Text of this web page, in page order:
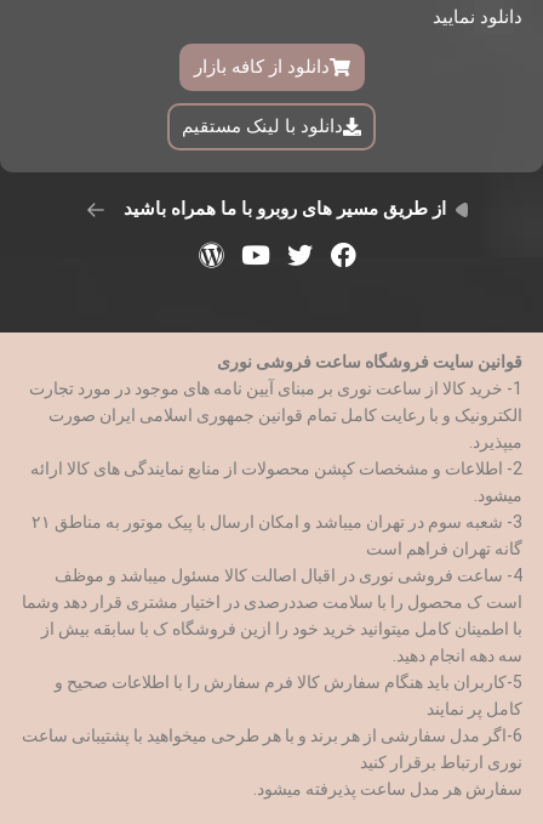
دانلود نمایید
دانلود از کافه بازار
دانلود با لینک مستقیم
از طریق مسیر های روبرو با ما همراه باشید
قوانین سایت فروشگاه ساعت فروشی نوری
1- خرید کالا از ساعت نوری بر مبنای آیین نامه های موجود در مورد تجارت
الکترونیک و با رعایت کامل تمام قوانین جمهوری اسلامی ایران صورت
میپذیرد.
2- اطلاعات و مشخصات کپشن محصولات از منابع نمایندگی های کالا ارائه
میشود.
3- شعبه سوم در تهران میباشد و امکان ارسال با پیک موتور به مناطق ۲۱
گانه تهران فراهم است
4- ساعت فروشی نوری در اقبال اصالت کالا مسئول میباشد و موظف
است ک محصول را با سلامت صددرصدی در اختیار مشتری قرار دهد وشما
با اطمینان کامل میتوانید خرید خود را ازین فروشگاه ک با سابقه بیش از
سه دهه انجام دهید.
5-کاربران باید هنگام سفارش کالا فرم سفارش را با اطلاعات صحیح و
کامل پر نمایند
6-اگر مدل سفارشی از هر برند و با هر طرحی میخواهید با پشتیبانی ساعت
نوری ارتباط برقرار کنید
سفارش هر مدل ساعت پذیرفته میشود.